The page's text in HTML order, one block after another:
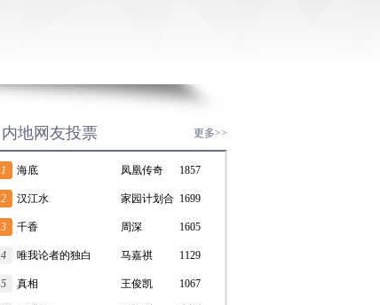
内地网友投票 更多>>
1 海底 凤凰传奇 1857
2 汉江水 家园计划合
唱团
1699
3 千香 周深 1605
4 唯我论者的独白 马嘉祺 1129
5 真相 王俊凯 1067